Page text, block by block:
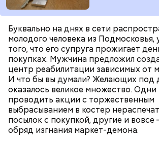
Буквально на днях в сети
молодого человека из Подмосковья,
того, что его супруга прожигает
покупках. Мужчина предложил
центр реабилитации зависимых от
И что бы вы думали? Желающих под
оказалось великое множество.
проводить акции с торжественным
выбрасыванием в костер
посылок с покупкой, другие и
обряд изгнания маркет-демона.
Не все сразу
Когда начинать копить